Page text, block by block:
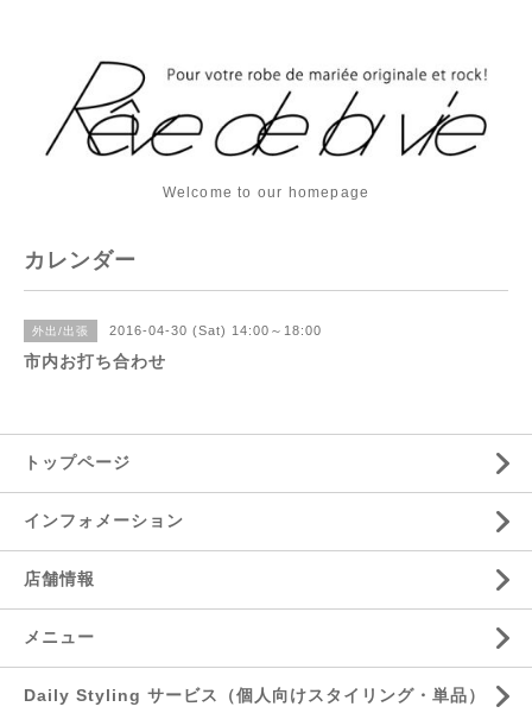
Welcome to our homepage
カレンダー
外出/出張 2016-04-30 (Sat) 14:00～18:00
市内お打ち合わせ
トップページ
インフォメーション
店舗情報
メニュー
Daily Styling サービス（個人向けスタイリング・単品）